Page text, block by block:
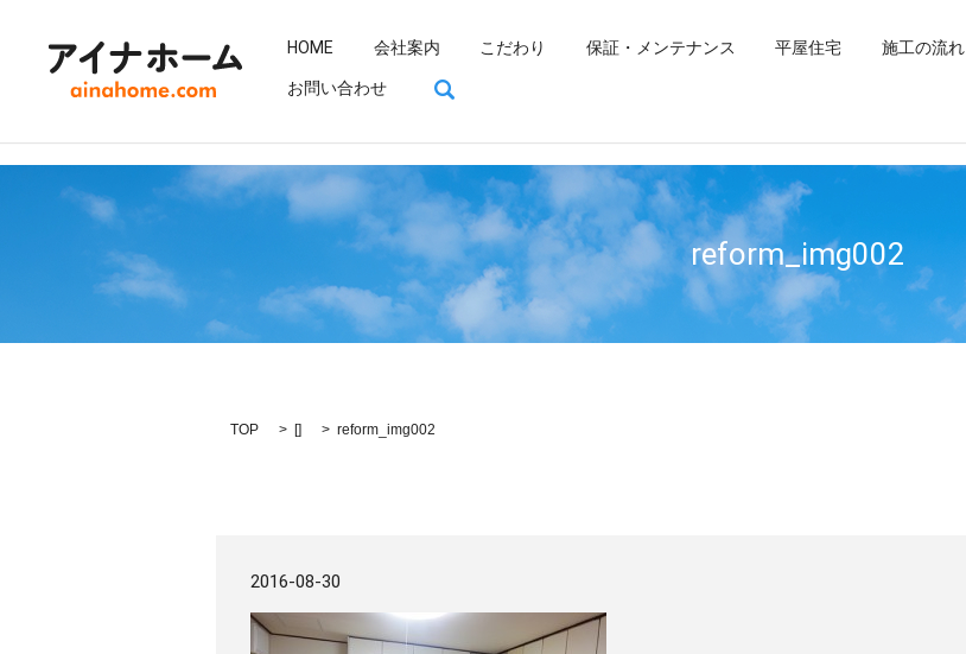
HOME 会社案内 こだわり 保証・メンテナンス 平屋住宅 施工の流れ
お問い合わせ
reform_img002
TOP [] reform_img002
2016-08-30